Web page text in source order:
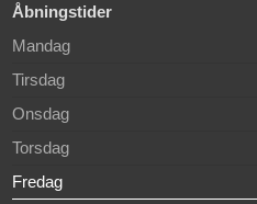
Åbningstider
Mandag
Tirsdag
Onsdag
Torsdag
Fredag